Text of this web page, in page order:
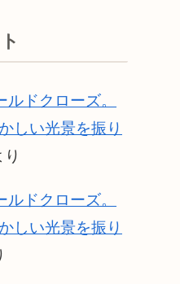
ドクローズ。
しい光景を振り
り
ドクローズ。
しい光景を振り